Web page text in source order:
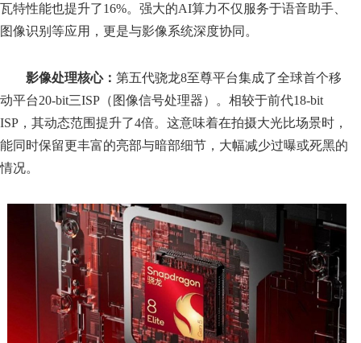
瓦特性能也提升了16%。强大的AI算力不仅服务于语音助手、
图像识别等应用，更是与影像系统深度协同。
影像处理核心： 第五代骁龙8至尊平台集成了全球首个移
动平台20-bit三ISP（图像信号处理器）。相较于前代18-bit
ISP，其动态范围提升了4倍。这意味着在拍摄大光比场景时，
能同时保留更丰富的亮部与暗部细节，大幅减少过曝或死黑的
情况。